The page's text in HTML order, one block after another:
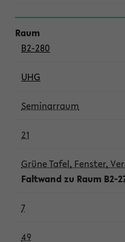
B2-280
UHG
Seminarraum
21
Grüne Tafel, Fenster,
Faltwand zu Raum B2-
7
49